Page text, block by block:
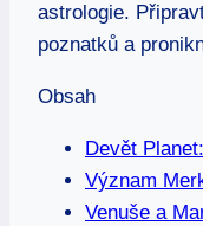
astrologie.‌
poznatků a
Obsah
Devět
Význam⁢
Venuše a